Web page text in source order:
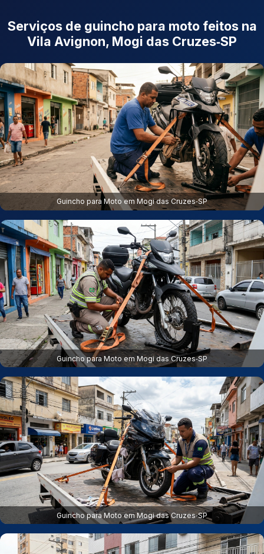
Serviços de guincho para moto feitos na
Vila Avignon, Mogi das Cruzes‑SP
Guincho para Moto em Mogi das Cruzes‑SP
Guincho para Moto em Mogi das Cruzes‑SP
Guincho para Moto em Mogi das Cruzes‑SP